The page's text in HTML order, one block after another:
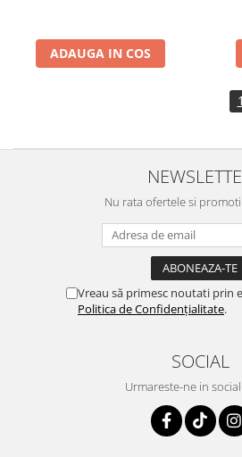
ADAUGA IN COS
1
Nu rata ofertele si
Vreau să primesc noutati prin
Politica de Confidențialitate.
SOCIAL
Urmareste-ne in